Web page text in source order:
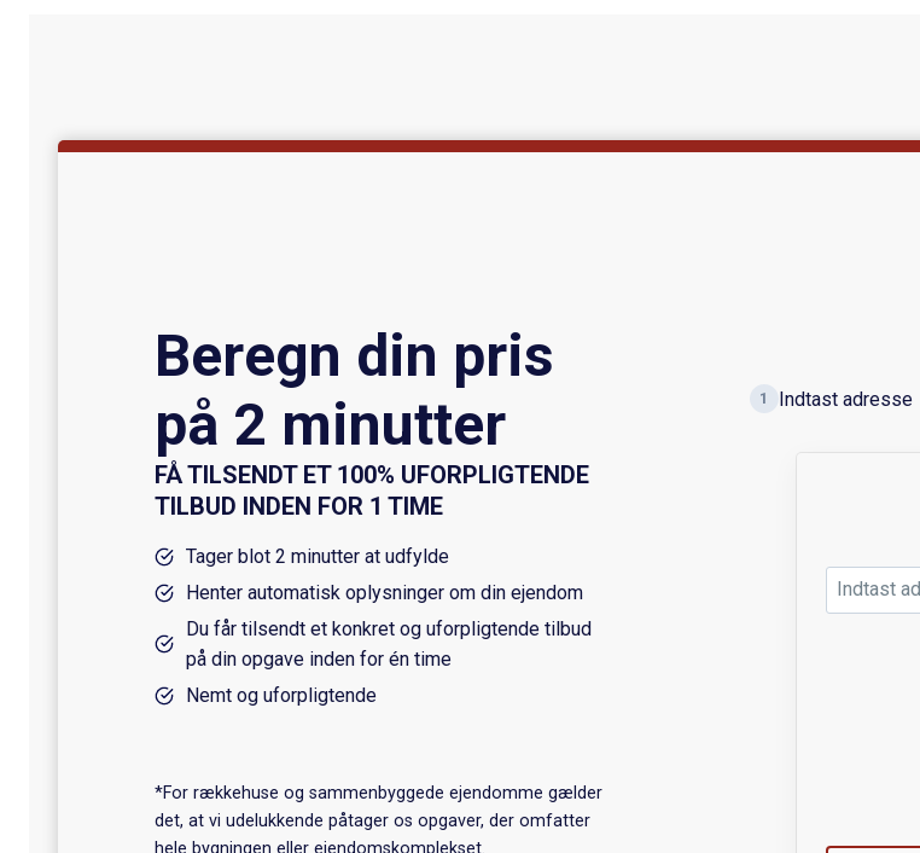
Beregn din pris
på 2 minutter
FÅ TILSENDT ET 100% UFORPLIGTENDE
TILBUD INDEN FOR 1 TIME
Tager blot 2 minutter at udfylde
Henter automatisk oplysninger om din ejendom
Du får tilsendt et konkret og uforpligtende tilbud
på din opgave inden for én time
Nemt og uforpligtende
*For rækkehuse og sammenbyggede ejendomme gælder
det, at vi udelukkende påtager os opgaver, der omfatter
1 Indtast adresse